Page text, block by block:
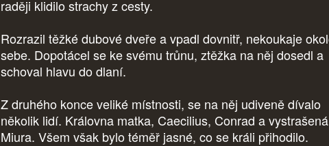
raději klidilo strachy z cesty.
Rozrazil těžké dubové dveře a vpadl dovnitř, nekoukaje
sebe. Dopotácel se ke svému trůnu, ztěžka na něj dosedl a
schoval hlavu do dlaní.
Z druhého konce veliké místnosti, se na něj udiveně dívalo
několik lidí. Královna matka, Caecilius, Conrad a vystrašená
Miura. Všem však bylo téměř jasné, co se králi přihodilo.